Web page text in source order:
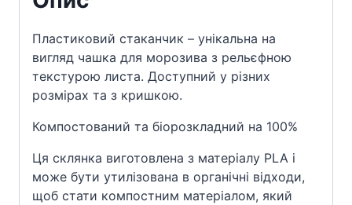
Пластиковий стаканчик – унікальна на
вигляд чашка для морозива з рельєфною
текстурою листа. Доступний у різних
розмірах та з кришкою.
Компостований та біорозкладний на 100%
Ця склянка виготовлена з матеріалу PLA і
може бути утилізована в органічні відходи,
щоб стати компостним матеріалом, який